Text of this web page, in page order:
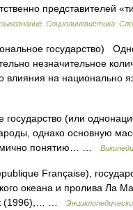
представителей
Социолингвистика:
государство)
незначительное
влияния на
(или
однако основную
понятию… …
Française),
океана и пролива Ла
(1996),… …